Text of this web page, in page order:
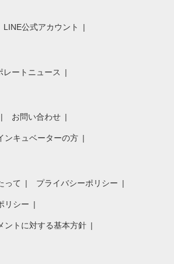
LINE公式アカウント
レートニュース
お問い合わせ
ンキュベーターの方
って プライバシーポリシー
リシー
ントに対する基本方針